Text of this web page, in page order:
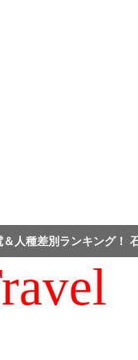
＆人種差別ランキング！